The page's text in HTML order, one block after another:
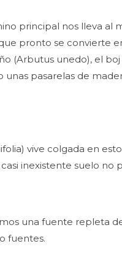
principal nos lleva al
pronto se convierte
(Arbutus unedo), el
pasarelas de
vive colgada en
inexistente suelo no
una fuente repleta
fuentes.